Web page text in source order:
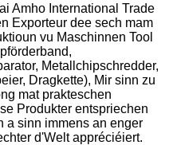
Amho International Trade
Exporteur dee sech mam
vu Maschinnen Tool
Metallchipschredder,
Dragkette), Mir sinn zu
mat prakteschen
Produkter entspriechen
a sinn immens an enger
d'Welt appréciéiert.